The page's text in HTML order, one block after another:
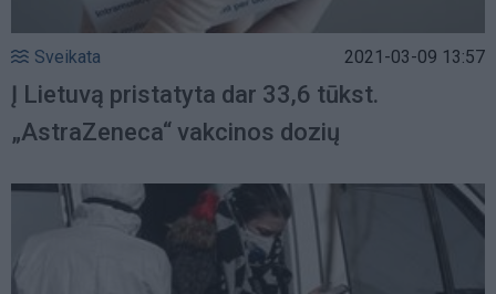
Sveikata 2021-03-09 13:57
Į Lietuvą pristatyta dar 33,6 tūkst.
„AstraZeneca“ vakcinos dozių